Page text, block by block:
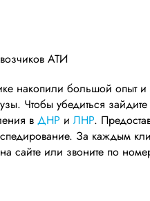
АТИ
накопили большой опыт
Чтобы убедиться
в ДНР и ЛНР.
За каждым
сайте или звоните по